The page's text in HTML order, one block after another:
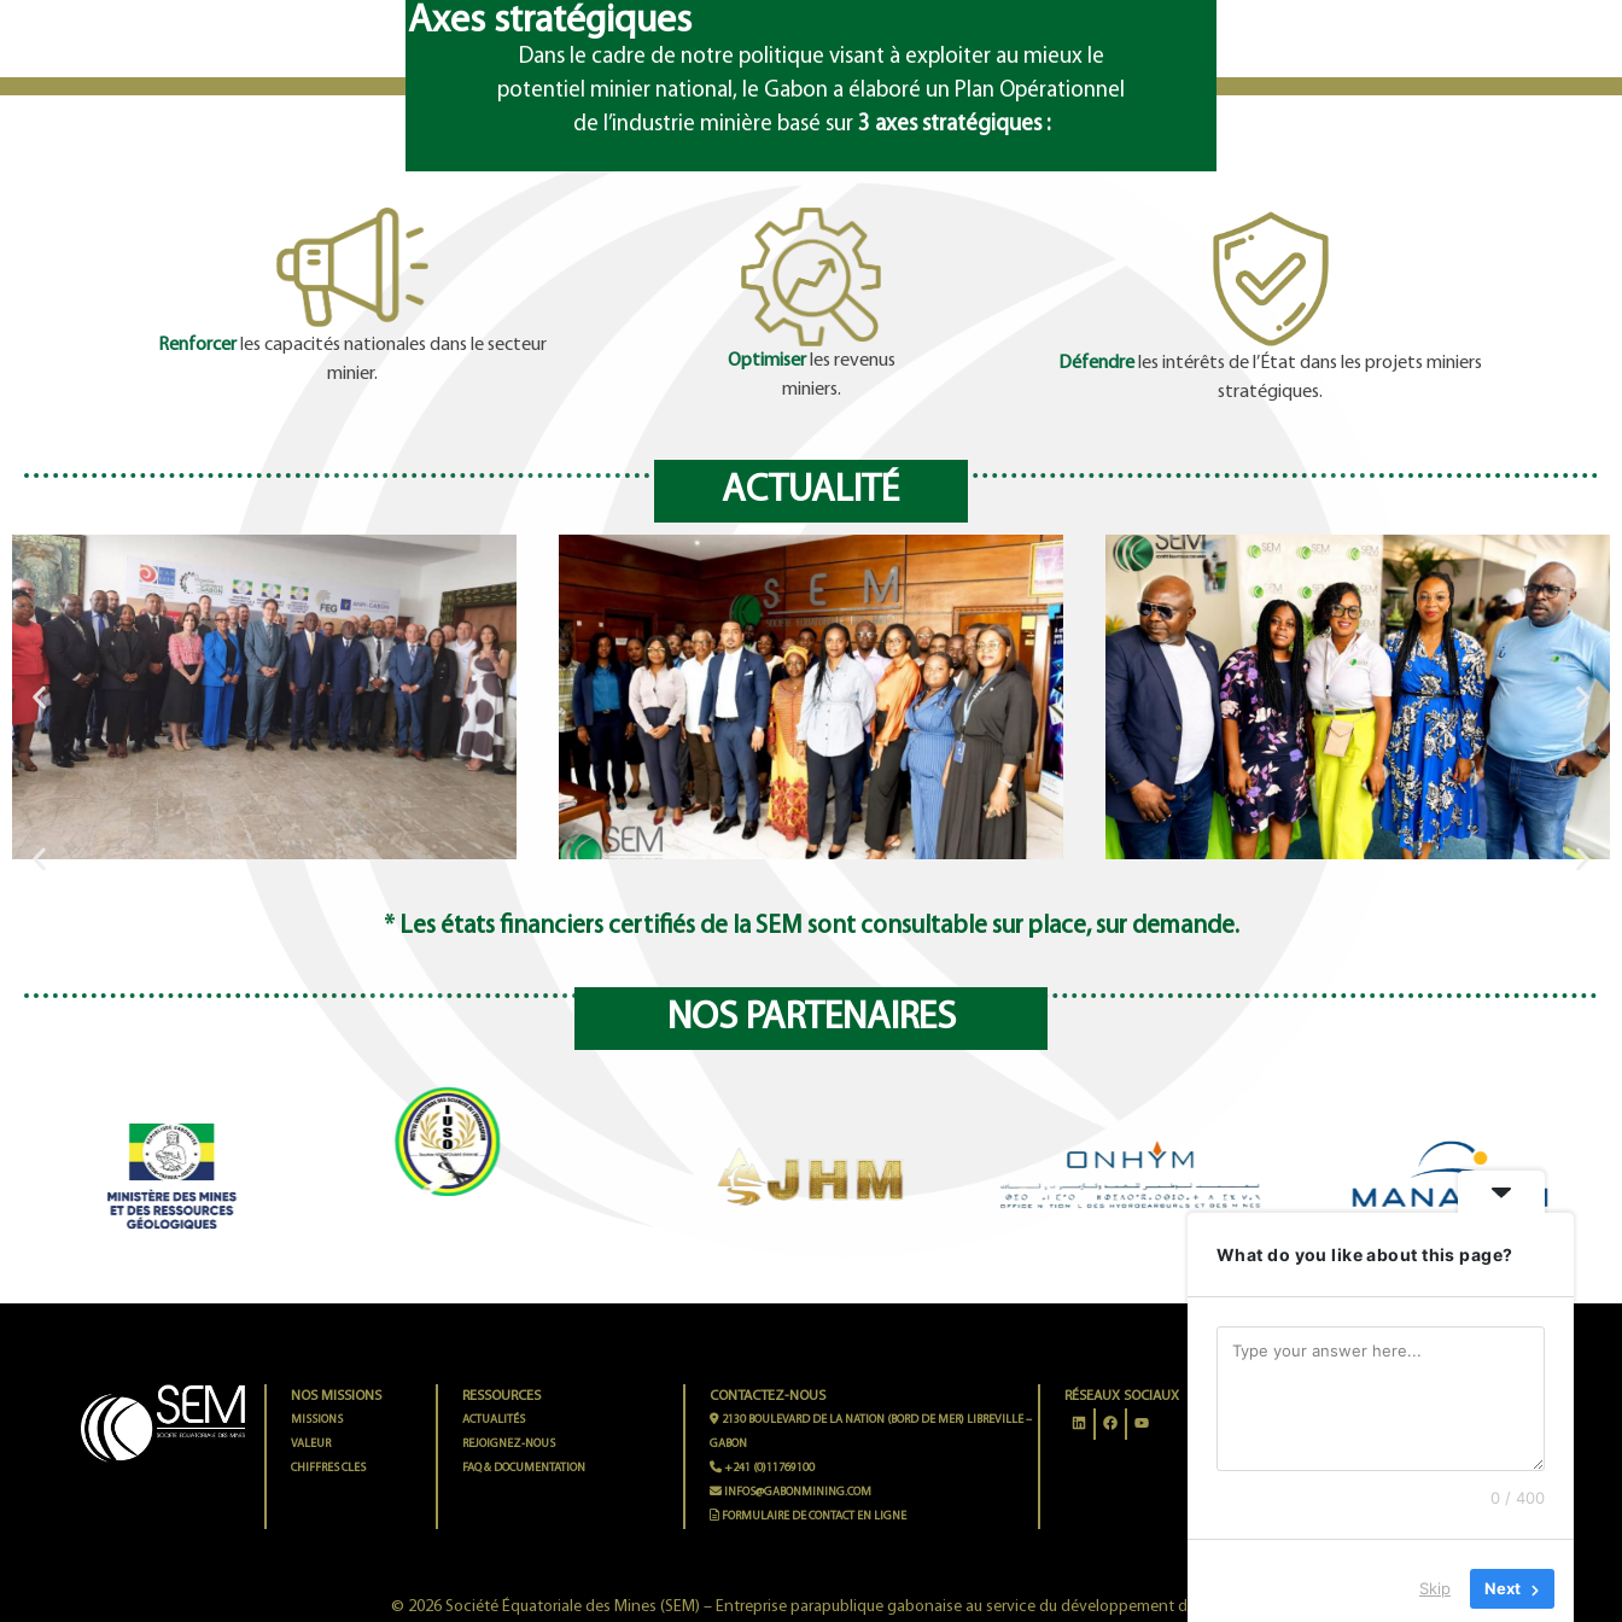
Axes stratégiques
Dans le cadre de notre politique visant à exploiter au mieux le
potentiel minier national, le Gabon a élaboré un Plan Opérationnel
de l’industrie minière basé sur 3 axes stratégiques :
Renforcerles capacités nationales dans le secteur
minier.
Optimiser les revenus
miniers.
Défendreles intérêts de l’État dans les projets miniers
stratégiques.
ACTUALITÉ
Séparateur
mai 12, 2026
Journée Internationale du Service Public
juin 25, 2026 juin 24, 2026
* Les états financiers certifiés de la SEM sont consultable sur place, sur demande.
NOS PARTENAIRES
NOS MISSIONS
MISSIONS
VALEUR
CHIFFRES CLES
RESSOURCES
ACTUALITÉS
REJOIGNEZ-NOUS
FAQ & DOCUMENTATION
CONTACTEZ-NOUS
2130 BOULEVARD DE LA NATION (BORD DE MER) LIBREVILLE –
GABON
+241 (0)11769100
INFOS@GABONMINING.COM
FORMULAIRE DE CONTACT EN LIGNE
RÉSEAUX SOCIAUX
CONDITIONS D’UTILISATION
© 2026 Société Équatoriale des Mines (SEM) – Entreprise parapublique gabonaise au service du développement durable
What do you like about this page?
0 / 400
Skip Next